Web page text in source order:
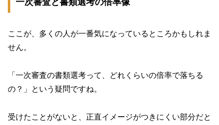
一次審査と書類選考の倍率像
ここが、多くの人が一番気になっているところかもしれま
せん。
「一次審査の書類選考って、どれくらいの倍率で落ちる
の？」という疑問ですね。
受けたことがないと、正直イメージがつきにくい部分だと